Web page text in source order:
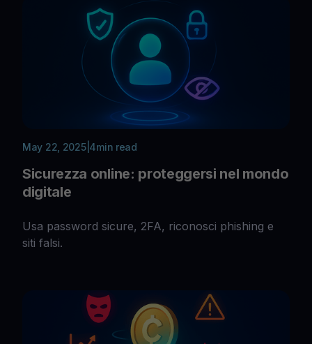
May 22, 2025| 4min read
Sicurezza online: proteggersi nel mondo
digitale
Usa password sicure, 2FA, riconosci phishing e
siti falsi.